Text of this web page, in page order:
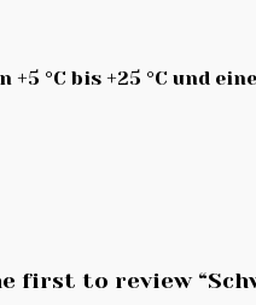
°C bis +25 °C und
first to review